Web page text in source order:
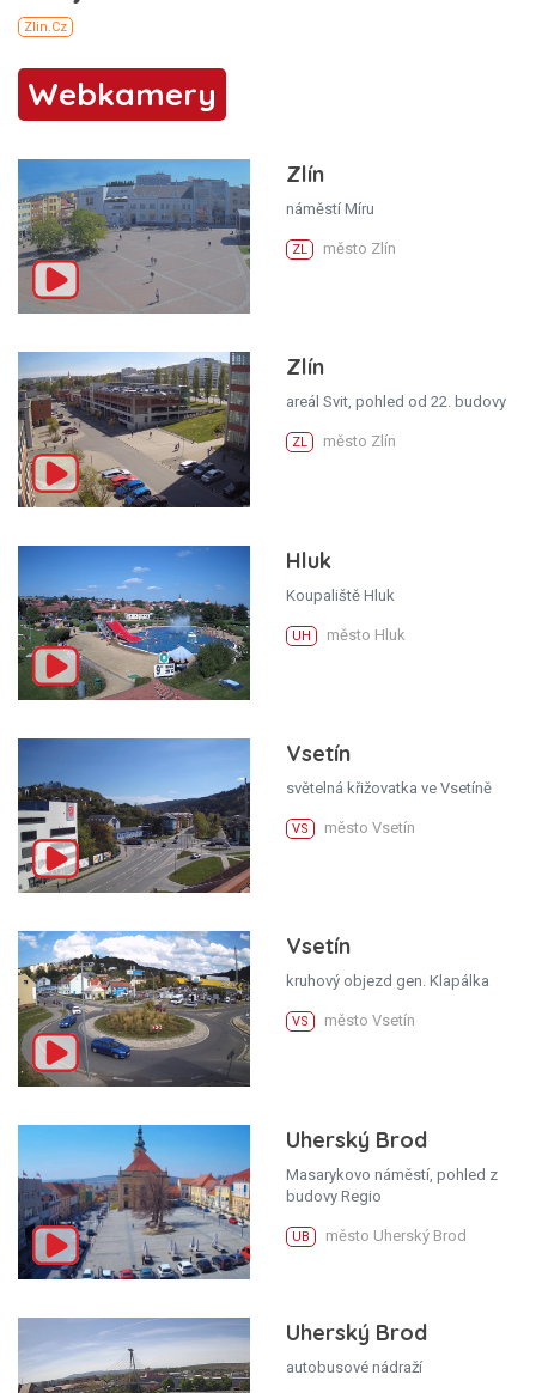
Webkamery
Zlín
náměstí Míru
ZL město Zlín
Zlín
areál Svit, pohled od 22. budovy
ZL město Zlín
Hluk
Koupaliště Hluk
UH město Hluk
Vsetín
světelná křižovatka ve Vsetíně
VS město Vsetín
Vsetín
kruhový objezd gen. Klapálka
VS město Vsetín
Uherský Brod
Masarykovo náměstí, pohled z
budovy Regio
UB město Uherský Brod
Uherský Brod
autobusové nádraží